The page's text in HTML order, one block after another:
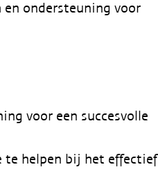
ondersteuning voor
voor een succesvolle
te helpen bij het effectief